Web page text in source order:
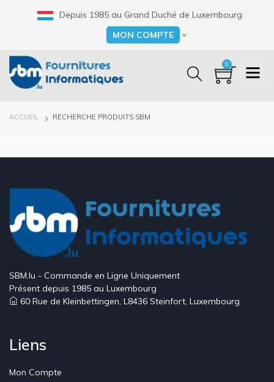
Depuis 1985 au Grand Duché de Luxembourg
Select your language
MON COMPTE
0
FIL
ACCUEIL RECHERCHE PRODUITS SBM
SBM.lu - Commande en Ligne Uniquement
Présent depuis 1985 au Luxembourg
60 Rue de Kleinbettingen, L8436 Steinfort, Luxembourg
Liens
Mon Compte